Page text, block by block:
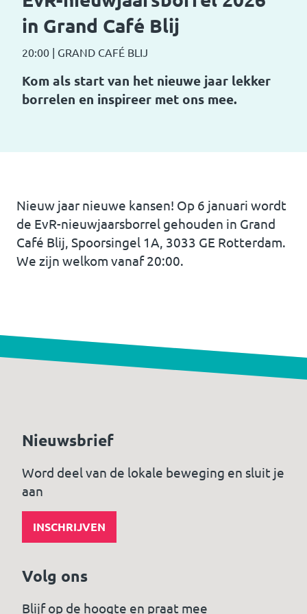
in Grand Café Blij
20:00 | GRAND CAFÉ BLIJ
Kom als start van het nieuwe jaar lekker
borrelen en inspireer met ons mee.
Nieuw jaar nieuwe kansen! Op 6 januari wordt
de EvR-nieuwjaarsborrel gehouden in Grand
Café Blij, Spoorsingel 1A, 3033 GE Rotterdam.
We zijn welkom vanaf 20:00.
Nieuwsbrief
Word deel van de lokale beweging en sluit je
aan
INSCHRIJVEN
Volg ons
Blijf op de hoogte en praat mee